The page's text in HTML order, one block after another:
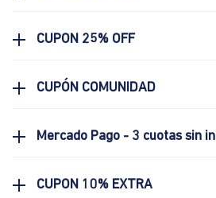
CUPON 25% OFF
CUPÓN COMUNIDAD
Mercado Pago - 3 cuotas sin
CUPON 10% EXTRA